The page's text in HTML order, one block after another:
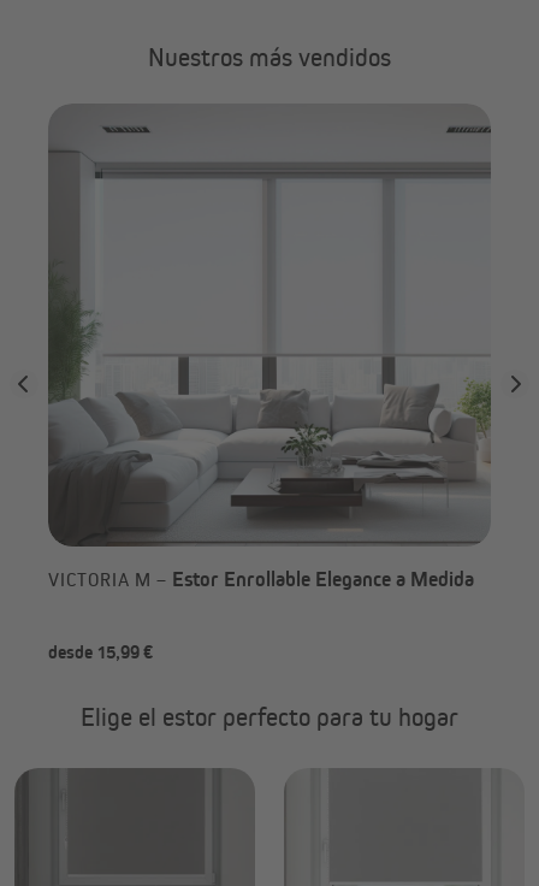
Nuestros más vendidos
VICTORIA M – Estor Enrollable Elegance a Medida
desde 15,99 €
Elige el estor perfecto para tu hogar